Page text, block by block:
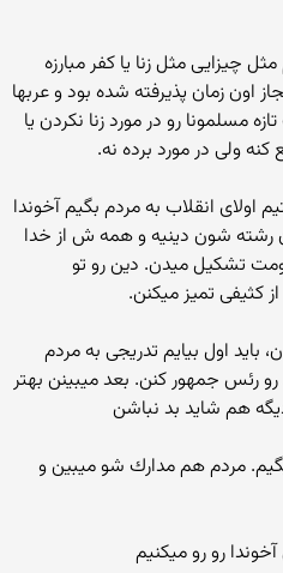
چیزایی مثل زنا یا كفر مبارزه
اون زمان پذیرفته شده بود و عربها
مسلمونا رو در مورد زنا نكردن یا
ولی در مورد برده نه.
اولای انقلاب به مردم بگیم آخوندا
رشته شون دینیه و همه ش از خدا
تشكیل میدن. دین رو تو
تمیز میكنن.
باید اول بیایم تدریجی به مردم
رو رئس جمهور كنن. بعد میبینن بهتر
هم شاید بد نباشن
مردم هم مدارك شو میبین و
رو رو میكنیم